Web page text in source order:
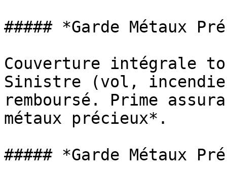
##### *Garde Métaux
Couverture intégrale
Sinistre (vol,
remboursé. Prime
métaux précieux*.
##### *Garde Métaux